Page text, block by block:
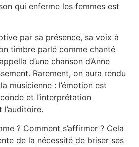
qui enferme les femmes est
par sa présence, sa voix à
timbre parlé comme chanté
d’une chanson d’Anne
Rarement, on aura rendu
musicienne : l’émotion est
et l’interprétation
? Comment s’affirmer ? Cela
de la nécessité de briser ses